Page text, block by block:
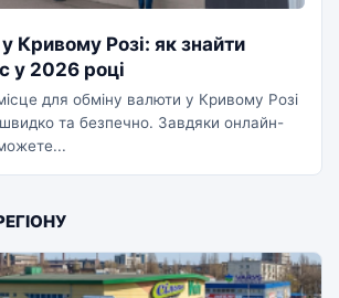
Кривому Розі: як знайти
у 2026 році
для обміну валюти у Кривому Розі
та безпечно. Завдяки онлайн-